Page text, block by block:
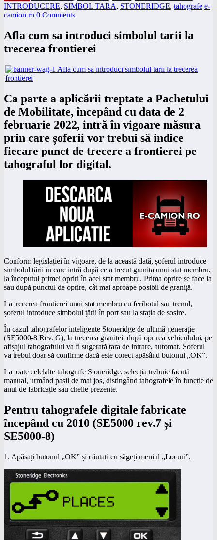
INTRODUCERE, SIMBOL TARA, STONERIDGE, tahografe e-
camion.ro 0 Comments
Afla cum sa introduci simbolul tarii la
trecerea frontierei
Ca parte a aplicării treptate a Pachetului
de Mobilitate, începând cu data de 2
februarie 2022, intră în vigoare măsura
prin care șoferii vor trebui să indice
fiecare punct de trecere a frontierei pe
tahograful lor digital.
Conform legislației în vigoare, de la această dată, șoferul introduce
simbolul țării în care intră după ce a trecut granița unui stat membru,
la începutul primei opriri în acel stat membru. Prima oprire se face la
sau după punctul de oprire, cât mai aproape posibil de graniță.
La trecerea frontierei unui stat membru cu feribotul sau trenul,
șoferul introduce simbolul țării în port sau la stația de sosire.
În cazul tahografelor inteligente Stoneridge de ultimă generație
(SE5000-8 Rev. G), la trecerea graniței, după oprirea vehiculului, pe
afișajul tahografului va fi sugerată țara de intrare, automat. Șoferul
va trebui doar să confirme dacă este corect apăsând butonul „OK”.
La toate celelalte tahografe Stoneridge, selecția trebuie facută
manual, urmând pașii de mai jos, distingând tahografele în funcție de
anul de fabricație sau cheile prezente.
Pentru tahografele digitale fabricate
începând cu 2010 (SE5000 rev.7 și
SE5000-8)
1. Apăsați butonul „OK” și căutați cu săgeți meniul „Locuri”.